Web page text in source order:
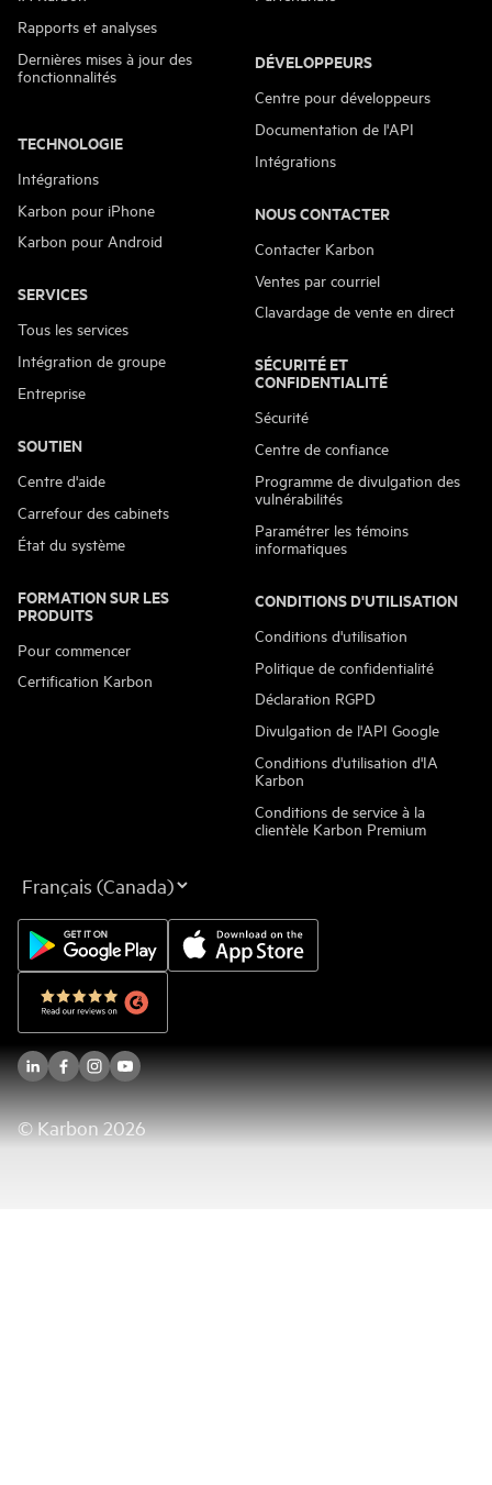
La
langue
Rapports et analyses
Dernières mises à jour des
fonctionnalités
TECHNOLOGIE
Intégrations
Karbon pour iPhone
Karbon pour Android
SERVICES
Tous les services
Intégration de groupe
Entreprise
SOUTIEN
Centre d'aide
Carrefour des cabinets
État du système
FORMATION SUR LES
PRODUITS
Pour commencer
Certification Karbon
DÉVELOPPEURS
Centre pour développeurs
Documentation de l'API
Intégrations
NOUS CONTACTER
Contacter Karbon
Ventes par courriel
Clavardage de vente en direct
SÉCURITÉ ET
CONFIDENTIALITÉ
Sécurité
Centre de confiance
Programme de divulgation des
vulnérabilités
Paramétrer les témoins
informatiques
CONDITIONS D'UTILISATION
Conditions d'utilisation
Politique de confidentialité
Déclaration RGPD
Divulgation de l'API Google
Conditions d'utilisation d'IA
Karbon
Conditions de service à la
clientèle Karbon Premium
© Karbon2026